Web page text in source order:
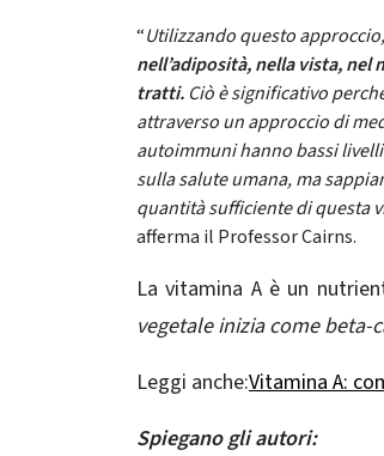
“Utilizzando questo
nell’adiposità, nella vista,
tratti. Ciò è significativo
attraverso un approccio di
autoimmuni hanno bassi
sulla salute umana, ma
quantità sufficiente di questa
afferma il Professor Cairns.
La vitamina A è un
vegetale inizia come
Leggi anche:Vitamina A:
Spiegano gli autori: